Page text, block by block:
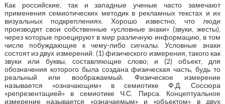
Как российские, так и западные ученые часто замечают
применения семиотических методик в рекламных текстах и их
визуальных подкреплениях. Хорошо известно, что люди
производят свои собственные «условные знаки» (звуки, жесты),
через которые проецируют в мир различную информацию, в том
числе побуждающие к чему-либо сигналы. Условные знаки
состоят из двух измерений: (1) физического измерения, такого как
звуки или буквы, составляющие слово; и (2) объект, для
обозначения которого была создана физическая часть, будь то
реальный или воображаемый. Физическое измерение
называется «означающим» в семиотике Ф.Д. Соссюра
«репрезентацией» в семиотике Ч.С. Пирса. Концептуальное
измерение называется «означаемым» и «объектом» в двух